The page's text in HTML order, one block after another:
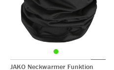
JAKO Neckwarmer Funktion